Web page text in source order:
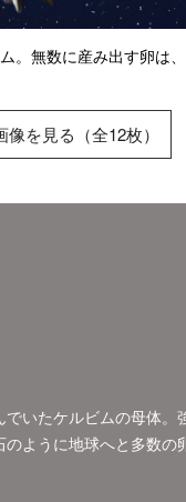
。無数に産み出す卵は
を見る（全12枚）
いたケルビムの母体。
ように地球へと多数の